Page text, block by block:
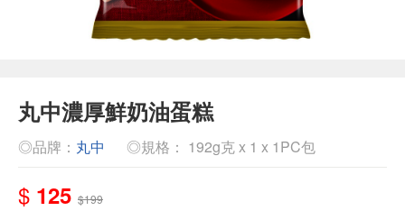
丸中濃厚鮮奶油蛋糕
◎品牌： 丸中 ◎規格： 192g克 x 1 x 1PC包
$ 125 $199